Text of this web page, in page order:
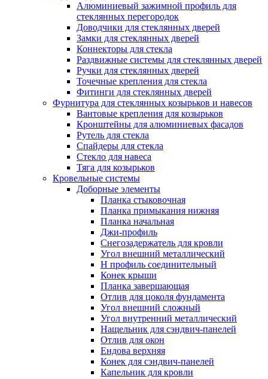
Алюминиевый зажимной профиль для
стеклянных перегородок
Доводчики для стеклянных дверей
Замки для стеклянных дверей
Коннекторы для стекла
Раздвижные системы для стеклянных дверей
Ручки для стеклянных дверей
Точечные крепления для стекла
Фитинги для стеклянных дверей
Фурнитура для стеклянных козырьков и навесов
Вантовые крепления для козырьков
Кронштейны для алюминиевых фасадов
Рутель для стекла
Спайдеры для стекла
Стекло для навеса
Тяга для козырьков
Кровельные системы
Доборные элементы
Планка стыковочная
Планка примыкания нижняя
Планка начальная
Джи-профиль
Снегозадержатель для кровли
Угол внешний металлический
Н профиль соединительный
Конек крыши
Планка завершающая
Отлив для цоколя фундамента
Угол внешний сложный
Угол внутренний металлический
Нащельник для сэндвич-панелей
Отлив для окон
Ендова верхняя
Конек для сэндвич-панелей
Капельник для кровли